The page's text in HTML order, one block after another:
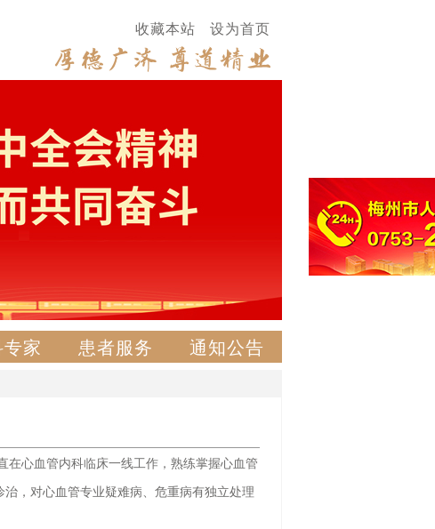
收藏本站 设为首页
家 患者服务 通知公告
心血管内科临床一线工作，熟练掌握心血管
，对心血管专业疑难病、危重病有独立处理